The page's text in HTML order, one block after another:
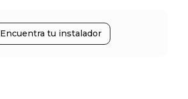
Encuentra tu instalador